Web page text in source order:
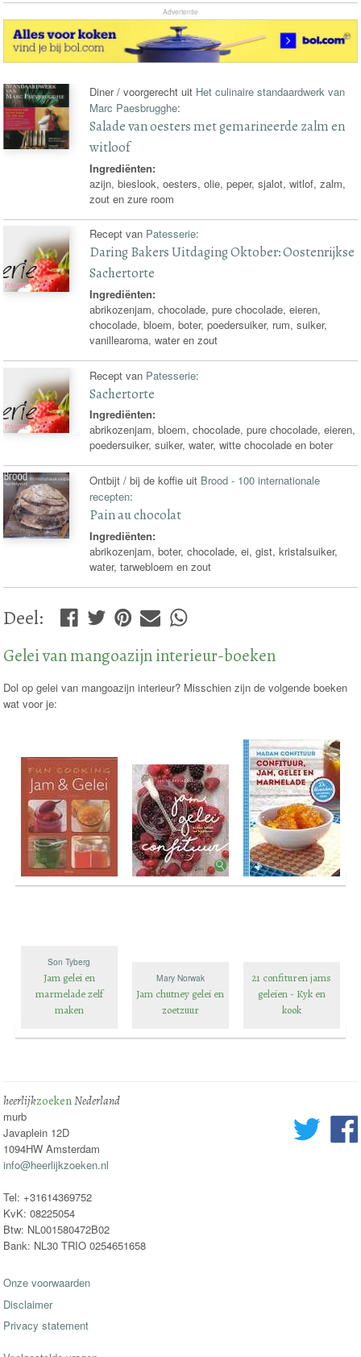
Advertentie
Diner / voorgerecht uit Het culinaire standaardwerk van
Marc Paesbrugghe:
Salade van oesters met gemarineerde zalm en
witloof
Ingrediënten:
azijn, bieslook, oesters, olie, peper, sjalot, witlof, zalm,
zout en zure room
Recept van Patesserie:
Daring Bakers Uitdaging Oktober: Oostenrijkse
Sachertorte
Ingrediënten:
abrikozenjam, chocolade, pure chocolade, eieren,
chocolade, bloem, boter, poedersuiker, rum, suiker,
vanillearoma, water en zout
Recept van Patesserie:
Sachertorte
Ingrediënten:
abrikozenjam, bloem, chocolade, pure chocolade, eieren,
poedersuiker, suiker, water, witte chocolade en boter
Ontbijt / bij de koffie uit Brood - 100 internationale
recepten:
Pain au chocolat
Ingrediënten:
abrikozenjam, boter, chocolade, ei, gist, kristalsuiker,
water, tarwebloem en zout
Deel:
Gelei van mangoazijn interieur-boeken
Dol op gelei van mangoazijn interieur? Misschien zijn de volgende boeken
wat voor je:
Son Tyberg
Jam gelei en
marmelade zelf
maken
Mary Norwak
Jam chutney gelei en
zoetzuur
21 confituren jams
geleien - Kyk en
kook
heerlijkzoekenNederland
murb
Javaplein 12D
1094HW Amsterdam
info@heerlijkzoeken.nl
Tel: +31614369752
KvK: 08225054
Btw: NL001580472B02
Bank: NL30 TRIO 0254651658
Onze voorwaarden
Disclaimer
Privacy statement